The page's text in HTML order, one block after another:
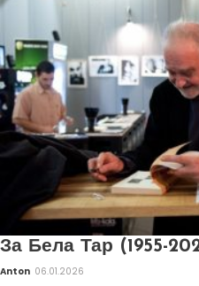
За Бела Тар (1955-
Anton 06.01.2026